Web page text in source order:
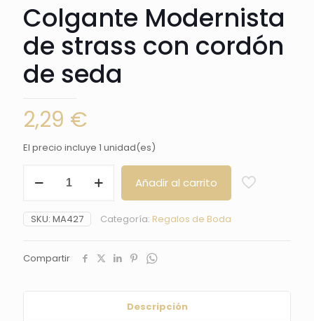
Colgante Modernista
de strass con cordón
de seda
2,29 €
El precio incluye 1 unidad(es)
Modernista
strass
con
seda
Añadir al carrito
SKU: MA427 Categoría: Regalos de Boda
Compartir
Descripción